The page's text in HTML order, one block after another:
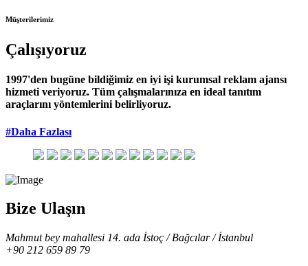
Müşterilerimiz
Çalışıyoruz
1997'den bugüne bildiğimiz en iyi işi kurumsal reklam ajansı
hizmeti veriyoruz. Tüm çalışmalarınıza en ideal tanıtım
araçlarını yöntemlerini belirliyoruz.
#Daha Fazlası
Bize Ulaşın
Mahmut bey mahallesi 14. ada İstoç / Bağcılar / İstanbul
+90 212 659 89 79